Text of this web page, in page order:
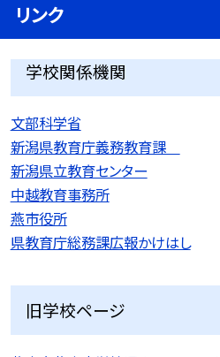
リンク
学校関係機関
文部科学省
新潟県教育庁義務教育課
新潟県立教育センター
中越教育事務所
燕市役所
県教育庁総務課広報かけはし
旧学校ページ